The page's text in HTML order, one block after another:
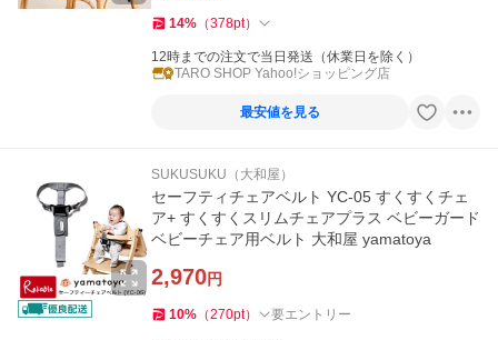
14% （378pt）
12時までの注文で当日発送（休業日を除く）
TARO SHOP Yahoo!ショッピング店
最安値を見る
SUKUSUKU（大和屋）
セーフティチェアベルト YC-05 すくすくチェ
ア+ すくすくスリムチェアプラス ベビーガード
ベビーチェア用ベルト 大和屋 yamatoya
2,970円
10% （270pt） 要エントリー